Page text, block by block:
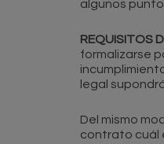
algunos
REQUISITOS
formalizarse
legal
Del mismo
contrato cuál